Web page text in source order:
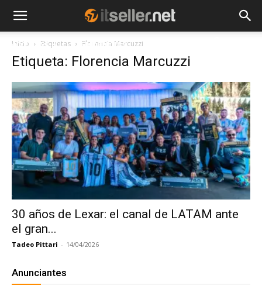
NOTICIAS TENDENCIAS
Inicio Etiquetas Florencia Marcuzzi
Etiqueta: Florencia Marcuzzi
30 años de Lexar: el canal de LATAM ante
el gran...
Tadeo Pittari - 14/04/2026
Anunciantes